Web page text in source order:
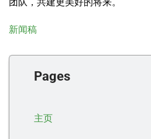
团队，共建更美好的将来。
新闻稿
Pages
主页